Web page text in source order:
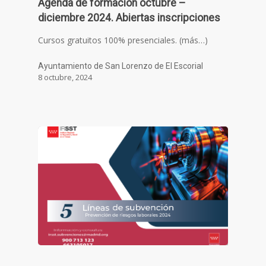
Agenda de formación octubre –
diciembre 2024. Abiertas inscripciones
Cursos gratuitos 100% presenciales. (más…)
Ayuntamiento de San Lorenzo de El Escorial
8 octubre, 2024